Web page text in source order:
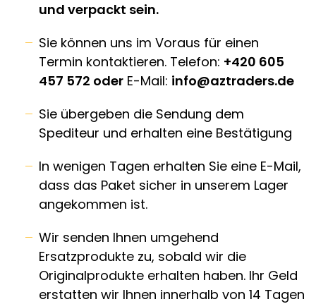
und verpackt sein.
Sie können uns im Voraus für einen
Termin kontaktieren. Telefon: +420 605
457 572 oder E-Mail: info@aztraders.de
Sie übergeben die Sendung dem
Spediteur und erhalten eine Bestätigung
In wenigen Tagen erhalten Sie eine E-Mail,
dass das Paket sicher in unserem Lager
angekommen ist.
Wir senden Ihnen umgehend
Ersatzprodukte zu, sobald wir die
Originalprodukte erhalten haben. Ihr Geld
erstatten wir Ihnen innerhalb von 14 Tagen